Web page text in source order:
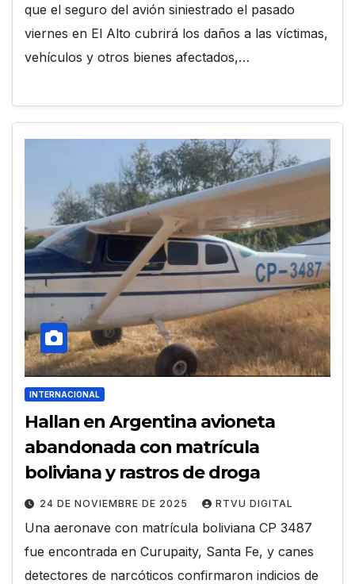
que el seguro del avión siniestrado el pasado
viernes en El Alto cubrirá los daños a las víctimas,
vehículos y otros bienes afectados,…
INTERNACIONAL
Hallan en Argentina avioneta
abandonada con matrícula
boliviana y rastros de droga
24 DE NOVIEMBRE DE 2025 RTVU DIGITAL
Una aeronave con matrícula boliviana CP 3487
fue encontrada en Curupaity, Santa Fe, y canes
detectores de narcóticos confirmaron indicios de